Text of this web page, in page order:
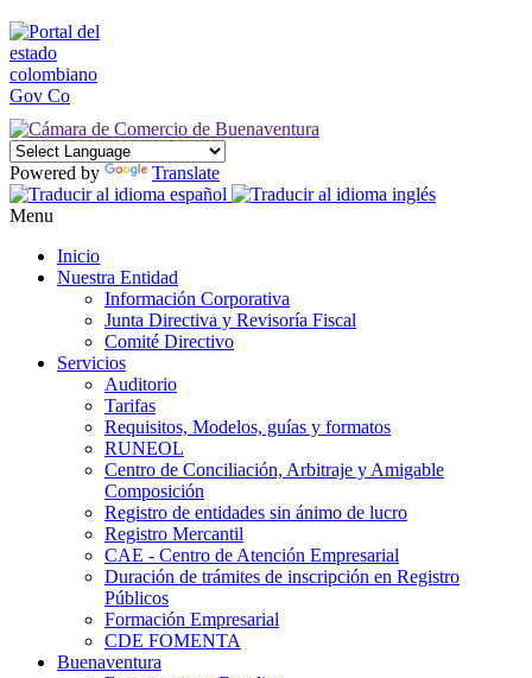
Powered by Translate
Menu
Inicio
Nuestra Entidad
Información Corporativa
Junta Directiva y Revisoría Fiscal
Comité Directivo
Servicios
Auditorio
Tarifas
Requisitos, Modelos, guías y formatos
RUNEOL
Centro de Conciliación, Arbitraje y Amigable
Composición
Registro de entidades sin ánimo de lucro
Registro Mercantil
CAE - Centro de Atención Empresarial
Duración de trámites de inscripción en Registro
Públicos
Formación Empresarial
CDE FOMENTA
Buenaventura